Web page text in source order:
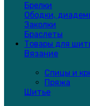
Брелки
Ободки,
Заколки
Браслеты
Товары для
Вязание
Спицы и
Пряжа
Шитье